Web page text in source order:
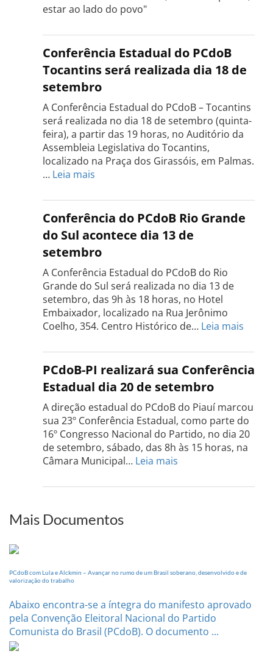
estar ao lado do povo"
Conferência Estadual do PCdoB
Tocantins será realizada dia 18 de
setembro
A Conferência Estadual do PCdoB – Tocantins
será realizada no dia 18 de setembro (quinta-
feira), a partir das 19 horas, no Auditório da
Assembleia Legislativa do Tocantins,
localizado na Praça dos Girassóis, em Palmas.
… Leia mais
Estadual
do
Tocantins
será
realizada
dia
18
de
setembro
Conferência do PCdoB Rio Grande
do Sul acontece dia 13 de
setembro
A Conferência Estadual do PCdoB do Rio
Grande do Sul será realizada no dia 13 de
setembro, das 9h às 18 horas, no Hotel
Embaixador, localizado na Rua Jerônimo
Coelho, 354. Centro Histórico de… Leia mais
do
PCdoB
do
Sul
dia
PCdoB-PI realizará sua Conferência
Estadual dia 20 de setembro
A direção estadual do PCdoB do Piauí marcou
sua 23º Conferência Estadual, como parte do
16º Congresso Nacional do Partido, no dia 20
de setembro, sábado, das 8h às 15 horas, na
Câmara Municipal… Leia mais
PI
Mais Documentos
PCdoB com Lula e Alckmin – Avançar no rumo de um Brasil soberano, desenvolvido e de
valorização do trabalho
Abaixo encontra-se a íntegra do manifesto aprovado
pela Convenção Eleitoral Nacional do Partido
Comunista do Brasil (PCdoB). O documento ...